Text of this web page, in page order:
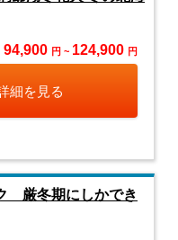
94,900 円 ~ 124,900 円
細を見る
厳冬期にしかでき